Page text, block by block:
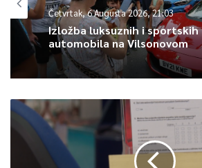
Article Rating
Četvrtak, 6 Augusta 2026, 21:03
Izložba luksuznih i sportskih
automobila na Vilsonovom